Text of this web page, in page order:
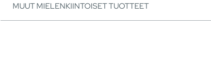
MUUT MIELENKIINTOISET TUOTTEET